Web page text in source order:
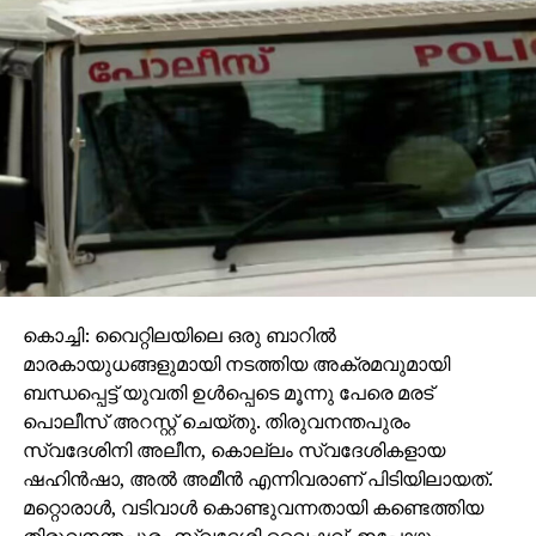
ഒരു വര്‍ഷത്തിനകം തന്നെ ജയ സുധാകരനെ
കൈവിടുകയും ചെയ്തു. പിന്നീടിങ്ങോട്ട് 17 വര്‍ഷം
ഇരുവരും പരസ്പരം കണ്ടതു പോലുമില്ല.
സിനിമയിലും രാഷ്ട്രീയത്തിലും വെല്ലുവിളിയായിരുന്ന
ശിവാജി ഗണേഷന്‍ വേദിയിലേക്ക് വരുമ്പോള്‍ എഴുന്നേറ്റ്
കൊച്ചി: വൈറ്റിലയിലെ ഒരു ബാറില്‍
മാരകായുധങ്ങളുമായി നടത്തിയ അക്രമവുമായി
ബന്ധപ്പെട്ട് യുവതി ഉള്‍പ്പെടെ മൂന്നു പേരെ മരട്
പൊലീസ് അറസ്റ്റ് ചെയ്തു. തിരുവനന്തപുരം
സ്വദേശിനി അലീന, കൊല്ലം സ്വദേശികളായ
ഷഹിന്‍ഷാ, അല്‍ അമീന്‍ എന്നിവരാണ് പിടിയിലായത്.
മറ്റൊരാള്‍, വടിവാള്‍ കൊണ്ടുവന്നതായി കണ്ടെത്തിയ